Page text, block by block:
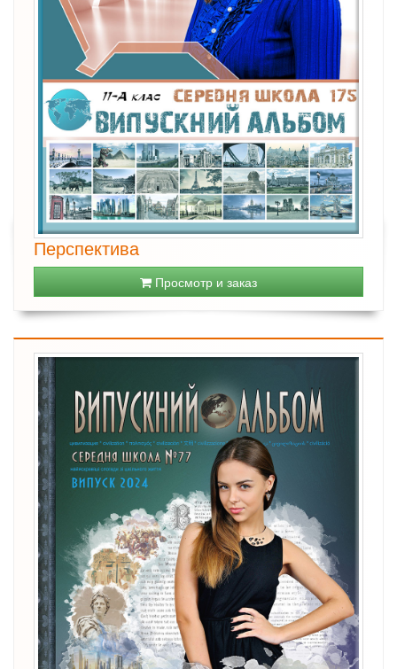
Перспектива
Просмотр и заказ